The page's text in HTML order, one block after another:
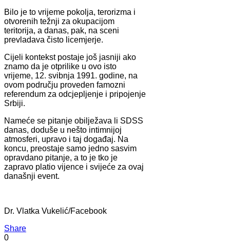
Bilo je to vrijeme pokolja, terorizma i
otvorenih težnji za okupacijom
teritorija, a danas, pak, na sceni
prevladava čisto licemjerje.
Cijeli kontekst postaje još jasniji ako
znamo da je otprilike u ovo isto
vrijeme, 12. svibnja 1991. godine, na
ovom području proveden famozni
referendum za odcjepljenje i pripojenje
Srbiji.
Nameće se pitanje obilježava li SDSS
danas, doduše u nešto intimnijoj
atmosferi, upravo i taj događaj. Na
koncu, preostaje samo jedno sasvim
opravdano pitanje, a to je tko je
zapravo platio vijence i svijeće za ovaj
današnji event.
Dr. Vlatka Vukelić/Facebook
Share
0